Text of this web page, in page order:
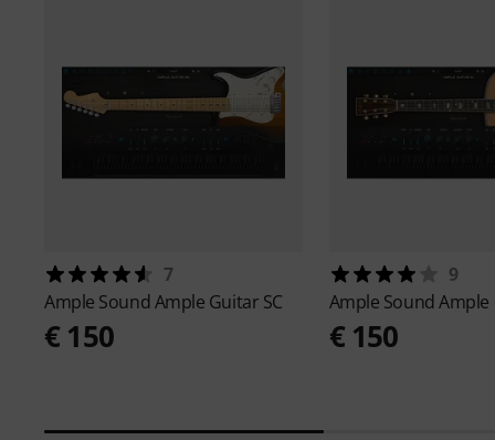
7
Ample SoundAmple Guitar SC
€ 150
9
Ample SoundAmple
€ 150